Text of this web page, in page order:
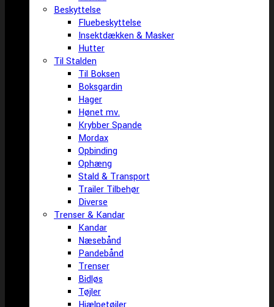
Beskyttelse
Fluebeskyttelse
Insektdækken & Masker
Hutter
Til Stalden
Til Boksen
Boksgardin
Hager
Hønet mv.
Krybber Spande
Mordax
Opbinding
Ophæng
Stald & Transport
Trailer Tilbehør
Diverse
Trenser & Kandar
Kandar
Næsebånd
Pandebånd
Trenser
Bidløs
Tøjler